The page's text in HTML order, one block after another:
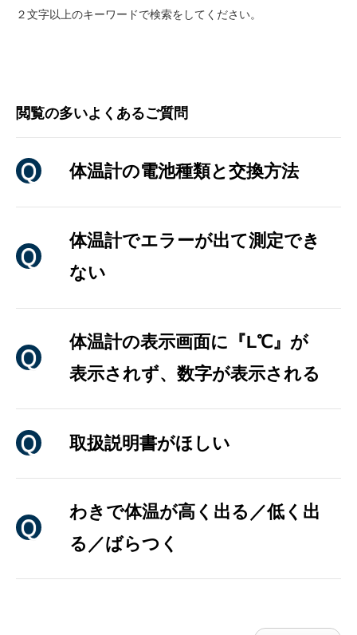
２文字以上のキーワードで検索をしてください。
閲覧の多いよくあるご質問
体温計の電池種類と交換方法
体温計でエラーが出て測定でき
ない
体温計の表示画面に『L℃』が
表示されず、数字が表示される
取扱説明書がほしい
わきで体温が高く出る／低く出
る／ばらつく